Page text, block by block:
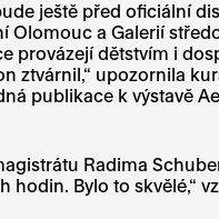
ještě před oficiální
a Galerií
dětstvím i
upozornila
publikace k výstavě
Radima
Bylo to skvělé,“